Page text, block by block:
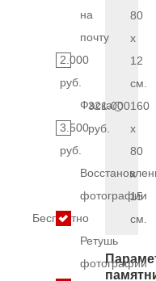
на
почту
2.000
руб.
Фаска
3.500
руб.
фотографии
Бесплатно
Ретушь
фотографии
80
x
12
см.
321.000
руб.
160
x
80
x
15
см.